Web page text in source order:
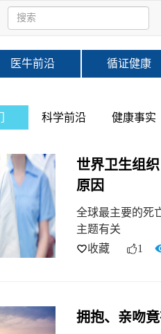
医牛前沿 循证健康
科学前沿 健康事实
世界卫生组
原因
全球最主要的死
主题有关
收藏
1
拥抱、亲吻